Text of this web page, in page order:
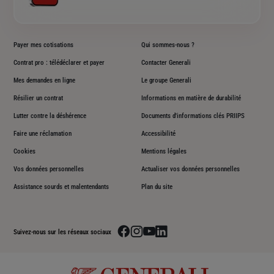
Payer mes cotisations
Contrat pro : télédéclarer et payer
Mes demandes en ligne
Résilier un contrat
Lutter contre la déshérence
Faire une réclamation
Qui sommes-nous ?
Contacter Generali
Le groupe Generali
Informations en matière de durabilité
Documents d'informations clés PRIIPS
Accessibilité
Cookies Mentions légales
Vos données personnelles Actualiser vos données personnelles
Assistance sourds et malentendants Plan du site
Suivez-nous sur les réseaux sociaux Aller sur la page facebook de Generali
Aller sur la page instagram de Generali
Aller sur la page youtube de Generali
Aller sur la page linkedin de